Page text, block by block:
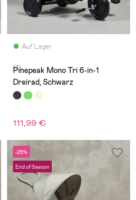
Auf Lager
(1)
Pinepeak Mono Tri 6-in-1
Dreirad, Schwarz
111,99 €
-25%
End of Season